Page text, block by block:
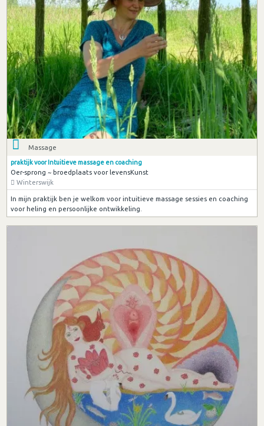
Massage
praktijk voor Intuitieve massage en coaching
Oer-sprong ~ broedplaats voor levensKunst
Winterswijk
In mijn praktijk ben je welkom voor intuitieve massage sessies en coaching
voor heling en persoonlijke ontwikkeling.